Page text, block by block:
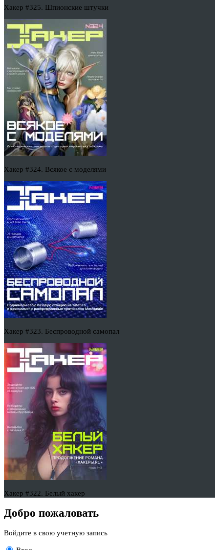
Хакер #325. Шпионские штучки
Хакер #324. Всякое с моделями
Хакер #323. Беспроводной самопал
Хакер #322. Белый хакер
Добро пожаловать
Войдите в свою учетную запись